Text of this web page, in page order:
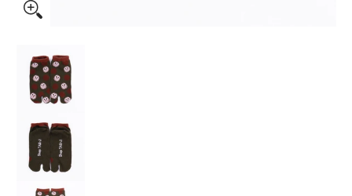
NIPPON足袋 ふくろう のサムネイル一覧